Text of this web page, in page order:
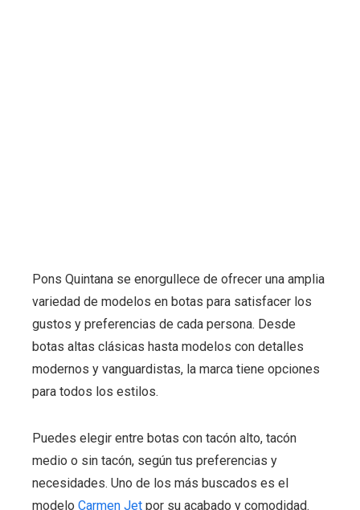
Pons Quintana se enorgullece de ofrecer una amplia
variedad de modelos en botas para satisfacer los
gustos y preferencias de cada persona. Desde
botas altas clásicas hasta modelos con detalles
modernos y vanguardistas, la marca tiene opciones
para todos los estilos.
Puedes elegir entre botas con tacón alto, tacón
medio o sin tacón, según tus preferencias y
necesidades. Uno de los más buscados es el
modelo Carmen Jet por su acabado y comodidad.